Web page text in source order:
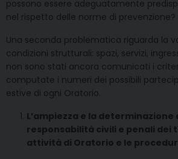
possono essere adeguatamente
nel rispetto delle norme di prevenzione?
Una seconda problematica riguarda la
condizioni strutturali: spazi, servizi,
non sono stati ancora comunicati i
computate i numeri dei possibili
estive di ogni Oratorio.
L’ampiezza e la determinazione
responsabilità civili e penali dei
attività di Oratorio e le